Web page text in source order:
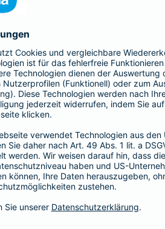
Beamtenabsicherung
Als Beamtenanwärter oder Beamter
es eine Absicherung, die genau zu
passt: unsereprivate
für Beamtenanwärter und Beamte. Sie
und passt sich mit optimalen